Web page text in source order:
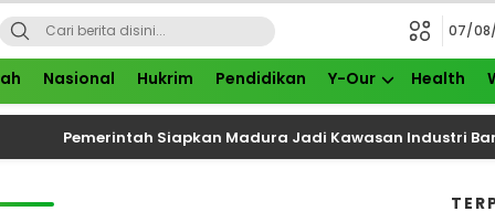
07/
Nasional Hukrim Pendidikan Y-Our Health
Pemerintah Siapkan Madura Jadi Kawasan Industri Baru,